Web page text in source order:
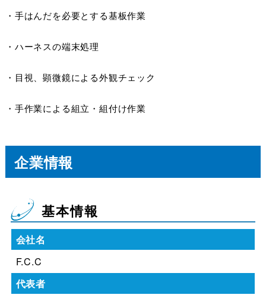
・手はんだを必要とする基板作業
・ハーネスの端末処理
・目視、顕微鏡による外観チェック
・手作業による組立・組付け作業
企業情報
基本情報
会社名
F.C.C
代表者